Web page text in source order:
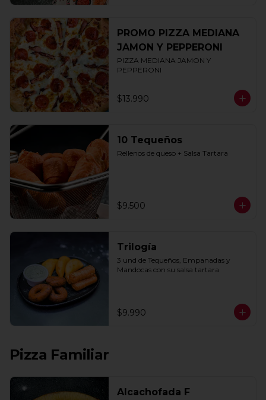
PROMO PIZZA MEDIANA
JAMON Y PEPPERONI
PIZZA MEDIANA JAMON Y
PEPPERONI
$13.990
10 Tequeños
Rellenos de queso + Salsa Tartara
$9.500
Trilogía
3 und de Tequeños, Empanadas y
Mandocas con su salsa tartara
$9.990
Pizza Familiar
Alcachofada F